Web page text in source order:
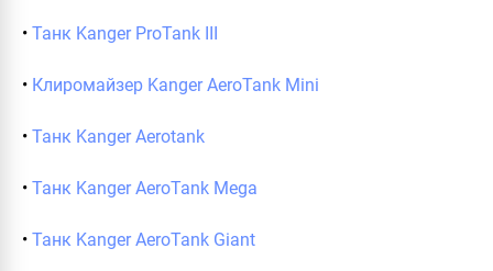
• Танк Kanger ProTank III
• Клиромайзер Kanger AeroTank Mini
• Танк Kanger Aerotank
• Танк Kanger AeroTank Mega
• Танк Kanger AeroTank Giant